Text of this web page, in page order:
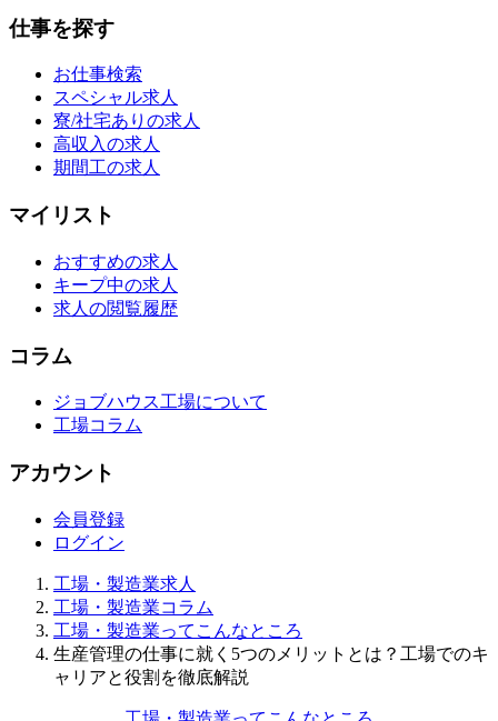
仕事を探す
お仕事検索
スペシャル求人
寮/社宅ありの求人
高収入の求人
期間工の求人
マイリスト
おすすめの求人
キープ中の求人
求人の閲覧履歴
コラム
ジョブハウス工場について
工場コラム
アカウント
会員登録
ログイン
工場・製造業求人
工場・製造業コラム
工場・製造業ってこんなところ
生産管理の仕事に就く5つのメリットとは？工場でのキ
ャリアと役割を徹底解説